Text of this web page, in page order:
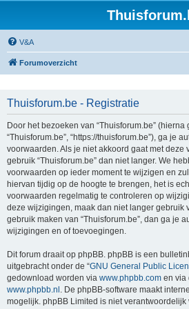
V&A
Forumoverzicht
Thuisforum.be - Registratie
Door het bezoeken van “Thuisforum.be” (hierna
“Thuisforum.be”, “https://thuisforum.be”), ga je
voorwaarden. Als je niet akkoord gaat met deze
gebruik “Thuisforum.be” dan niet langer. We
voorwaarden op ieder moment te wijzigen en
hiervan tijdig op de hoogte te brengen, het is
voorwaarden regelmatig te controleren op
deze wijzigingen, maak dan niet langer gebruik
gebruik maken van “Thuisforum.be”, dan ga je
wijzigingen en of toevoegingen.
Dit forum draait op phpBB. phpBB is een
uitgebracht onder de “GNU General Public
gedownload worden via www.phpbb.com en via
www.phpbb.nl . De phpBB-software maakt
mogelijk. phpBB Limited is niet